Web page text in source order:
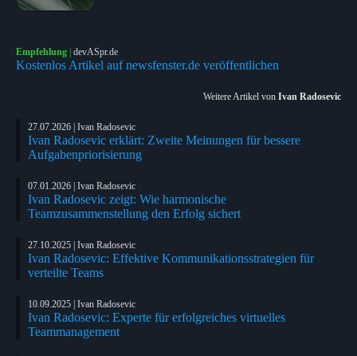
Empfehlung | devASpr.de
Kostenlos Artikel auf newsfenster.de veröffentlichen
Weitere Artikel von Ivan Radosevic
27.07.2026 | Ivan Radosevic
Ivan Radosevic erklärt: Zweite Meinungen für bessere
Aufgabenpriorisierung
07.01.2026 | Ivan Radosevic
Ivan Radosevic zeigt: Wie harmonische
Teamzusammenstellung den Erfolg sichert
27.10.2025 | Ivan Radosevic
Ivan Radosevic: Effektive Kommunikationsstrategien für
verteilte Teams
10.09.2025 | Ivan Radosevic
Ivan Radosevic: Experte für erfolgreiches virtuelles
Teammanagement